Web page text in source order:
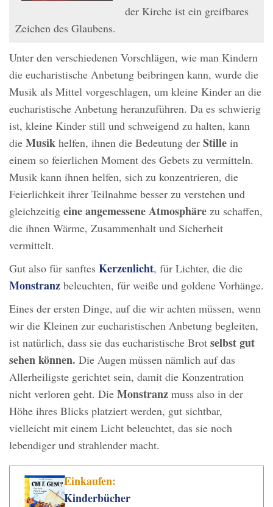
der Kirche ist ein greifbares
Zeichen des Glaubens.
Unter den verschiedenen Vorschlägen, wie man Kindern
die eucharistische Anbetung beibringen kann, wurde die
Musik als Mittel vorgeschlagen, um kleine Kinder an die
eucharistische Anbetung heranzuführen. Da es schwierig
ist, kleine Kinder still und schweigend zu halten, kann
die Musik helfen, ihnen die Bedeutung der Stille in
einem so feierlichen Moment des Gebets zu vermitteln.
Musik kann ihnen helfen, sich zu konzentrieren, die
Feierlichkeit ihrer Teilnahme besser zu verstehen und
gleichzeitig eine angemessene Atmosphäre zu schaffen,
die ihnen Wärme, Zusammenhalt und Sicherheit
vermittelt.
Gut also für sanftes Kerzenlicht, für Lichter, die die
Monstranz beleuchten, für weiße und goldene Vorhänge.
Eines der ersten Dinge, auf die wir achten müssen, wenn
wir die Kleinen zur eucharistischen Anbetung begleiten,
ist natürlich, dass sie das eucharistische Brot selbst gut
sehen können. Die Augen müssen nämlich auf das
Allerheiligste gerichtet sein, damit die Konzentration
nicht verloren geht. Die Monstranz muss also in der
Höhe ihres Blicks platziert werden, gut sichtbar,
vielleicht mit einem Licht beleuchtet, das sie noch
lebendiger und strahlender macht.
Einkaufen:
Kinderbücher